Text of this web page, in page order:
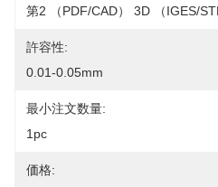
第2 （PDF/CAD） 3D （IGES/
許容性:
0.01-0.05mm
最小注文数量:
1pc
価格: